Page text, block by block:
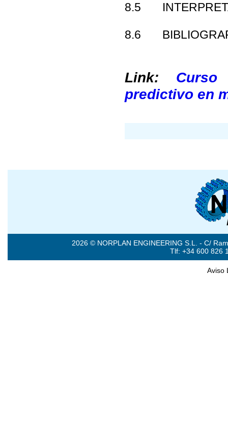
8.5
8.6
Link:
predictivo en
2026 © NORPLAN ENGINEERING S.L. - C/
Tlf: +34 600 826
Aviso